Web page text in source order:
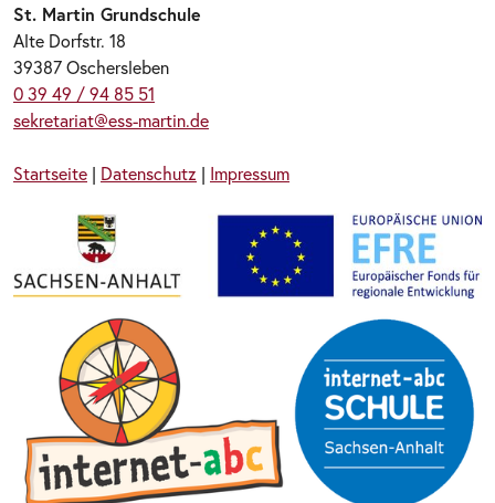
St. Martin Grundschule
Alte Dorfstr. 18
39387 Oschersleben
0 39 49 / 94 85 51
sekretariat@ess-martin.de
Startseite | Datenschutz | Impressum